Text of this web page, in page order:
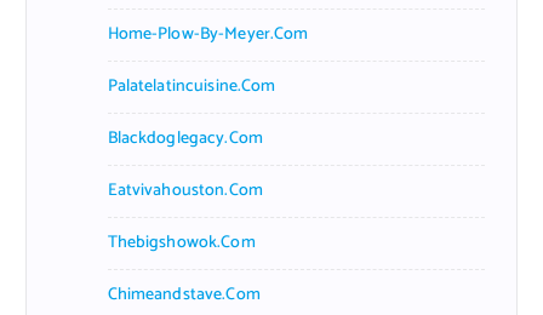
Home-Plow-By-Meyer.com
Palatelatincuisine.com
Blackdoglegacy.com
Eatvivahouston.com
Thebigshowok.com
Chimeandstave.com